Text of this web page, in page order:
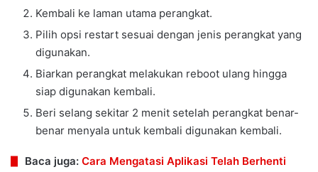
Kembali ke laman utama perangkat.
Pilih opsi restart sesuai dengan jenis perangkat yang
digunakan.
Biarkan perangkat melakukan reboot ulang hingga
siap digunakan kembali.
Beri selang sekitar 2 menit setelah perangkat benar-
benar menyala untuk kembali digunakan kembali.
Baca juga: Cara Mengatasi Aplikasi Telah Berhenti